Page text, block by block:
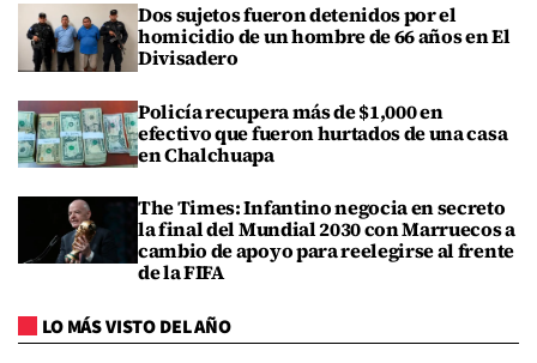
Dos sujetos fueron detenidos por el
homicidio de un hombre de 66 años en El
Divisadero
Policía recupera más de $1,000 en
efectivo que fueron hurtados de una casa
en Chalchuapa
The Times: Infantino negocia en secreto
la final del Mundial 2030 con Marruecos a
cambio de apoyo para reelegirse al frente
de la FIFA
LO MÁS VISTO DEL AÑO